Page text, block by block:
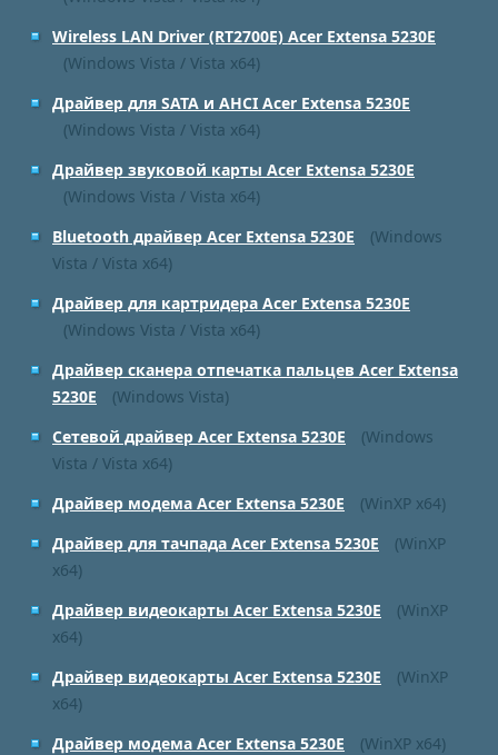
Wireless LAN Driver (RT2700E) Acer Extensa 5230E
(Windows Vista / Vista x64)
Драйвер для SATA и AHCI Acer Extensa 5230E
(Windows Vista / Vista x64)
Драйвер звуковой карты Acer Extensa 5230E
(Windows Vista / Vista x64)
Bluetooth драйвер Acer Extensa 5230E
(Windows
Vista / Vista x64)
Драйвер для картридера Acer Extensa 5230E
(Windows Vista / Vista x64)
Драйвер сканера отпечатка пальцев Acer Extensa
5230E
(Windows Vista)
Сетевой драйвер Acer Extensa 5230E
(Windows
Vista / Vista x64)
Драйвер модема Acer Extensa 5230E
(WinXP x64)
Драйвер для тачпада Acer Extensa 5230E
(WinXP
x64)
Драйвер видеокарты Acer Extensa 5230E
(WinXP
x64)
Драйвер видеокарты Acer Extensa 5230E
(WinXP
x64)
Драйвер модема Acer Extensa 5230E
(WinXP x64)